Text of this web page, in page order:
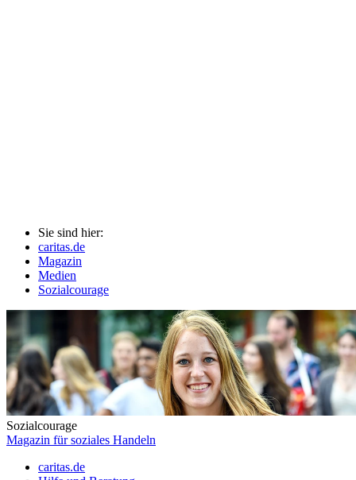
Sie sind hier:
caritas.de
Magazin
Medien
Sozialcourage
Sozialcourage
Magazin für soziales Handeln
caritas.de